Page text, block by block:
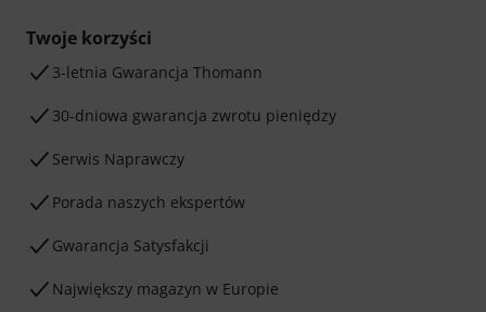
Twoje korzyści
3-letnia Gwarancja Thomann
30-dniowa gwarancja zwrotu pieniędzy
Serwis Naprawczy
Porada naszych ekspertów
Gwarancja Satysfakcji
Największy magazyn w Europie